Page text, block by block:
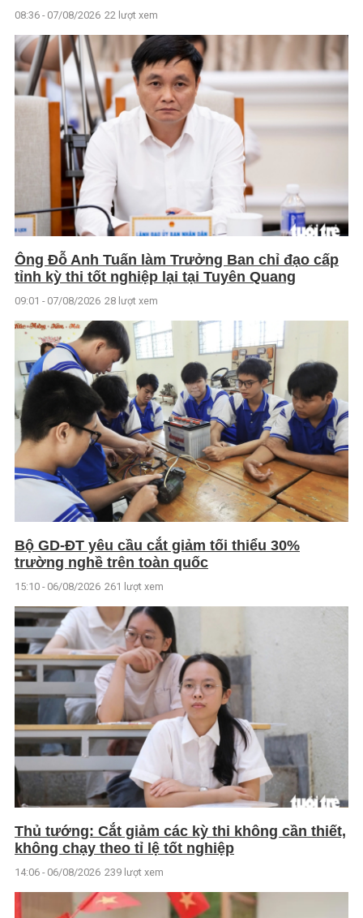
08:36 - 07/08/2026 22 lượt xem
Ông Đỗ Anh Tuấn làm Trưởng Ban chỉ đạo cấp
tỉnh kỳ thi tốt nghiệp lại tại Tuyên Quang
09:01 - 07/08/2026 28 lượt xem
Bộ GD-ĐT yêu cầu cắt giảm tối thiểu 30%
trường nghề trên toàn quốc
15:10 - 06/08/2026 261 lượt xem
Thủ tướng: Cắt giảm các kỳ thi không cần thiết,
không chạy theo tỉ lệ tốt nghiệp
14:06 - 06/08/2026 239 lượt xem